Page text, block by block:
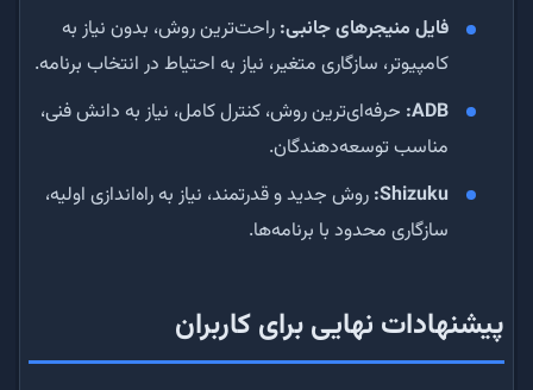
فایل منیجرهای جانبی: راحت‌ترین روش، بدون نیاز به
کامپیوتر، سازگاری متغیر، نیاز به احتیاط در انتخاب برنامه.
ADB: حرفه‌ای‌ترین روش، کنترل کامل، نیاز به دانش فنی،
مناسب توسعه‌دهندگان.
Shizuku: روش جدید و قدرتمند، نیاز به راه‌اندازی اولیه،
سازگاری محدود با برنامه‌ها.
پیشنهادات نهایی برای کاربران